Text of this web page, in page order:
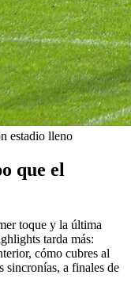
estadio lleno
que el
toque y la última
tarda más:
cómo cubres al
sincronías, a finales de